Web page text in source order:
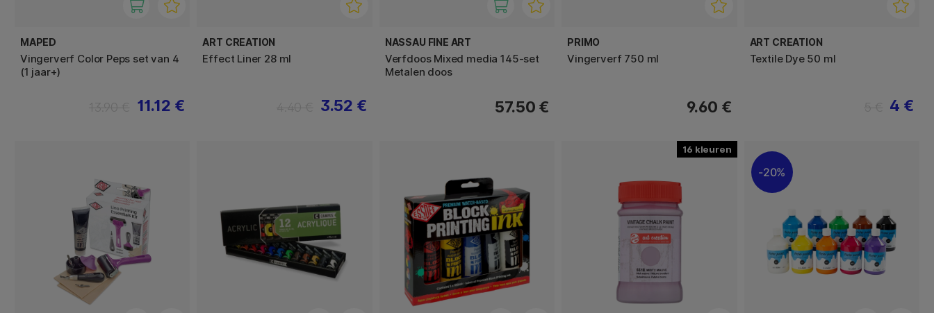
MAPED
Vingerverf Color Peps set van 4
(1 jaar+)
11.12 €
ART CREATION
Effect Liner 28 ml
3.52 €
NASSAU FINE ART
Verfdoos Mixed media 145-set
Metalen doos
57.50 €
PRIMO
Vingerverf 750 ml
9.60 €
ART CREATION
Textile Dye 50 ml
4 €
16
20%